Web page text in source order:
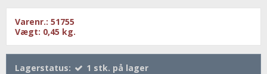
Varenr.: 51755
Vægt: 0,45 kg.
Lagerstatus: 1 stk. på lager